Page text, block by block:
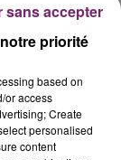
priorité
based on
or access
Create
personalised
content
sans accepter